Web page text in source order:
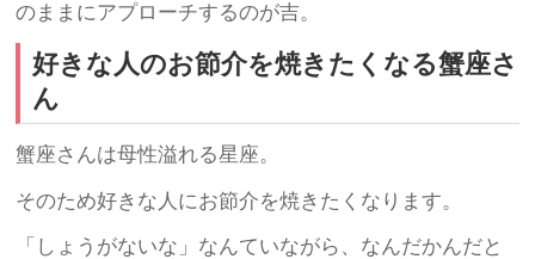
のままにアプローチするのが吉。
好きな人のお節介を焼きたくなる蟹座さ
ん
蟹座さんは母性溢れる星座。
そのため好きな人にお節介を焼きたくなります。
「しょうがないな」なんていながら、なんだかんだと